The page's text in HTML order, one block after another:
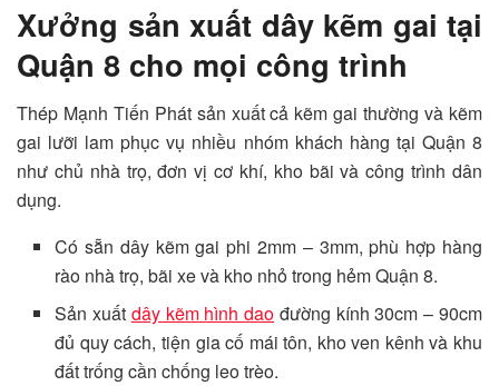
Xưởng sản xuất dây kẽm gai tại
Quận 8 cho mọi công trình
Thép Mạnh Tiến Phát sản xuất cả kẽm gai thường và kẽm
gai lưỡi lam phục vụ nhiều nhóm khách hàng tại Quận 8
như chủ nhà trọ, đơn vị cơ khí, kho bãi và công trình dân
dụng.
Có sẵn dây kẽm gai phi 2mm – 3mm, phù hợp hàng
rào nhà trọ, bãi xe và kho nhỏ trong hẻm Quận 8.
Sản xuất dây kẽm hình dao đường kính 30cm – 90cm
đủ quy cách, tiện gia cố mái tôn, kho ven kênh và khu
đất trống cần chống leo trèo.